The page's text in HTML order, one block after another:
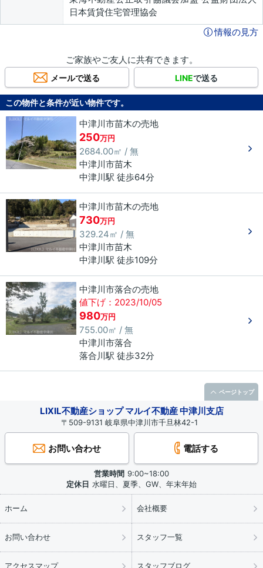
日本賃貸住宅管理協会
情報の見方
ご家族やご友人に共有できます。
メールで送る LINEで送る
この物件と条件が近い物件です。
中津川市苗木の売地
250万円
2684.00㎡ / 無
中津川市苗木
中津川駅 徒歩64分
中津川市苗木の売地
730万円
329.24㎡ / 無
中津川市苗木
中津川駅 徒歩109分
中津川市落合の売地
値下げ：2023/10/05
980万円
755.00㎡ / 無
中津川市落合
落合川駅 徒歩32分
LIXIL不動産ショップ マルイ不動産 中津川支店
〒509-9131 岐阜県中津川市千旦林42-1
お問い合わせ 電話する
営業時間 9:00~18:00
定休日 水曜日、夏季、GW、年末年始
ホーム 会社概要
お問い合わせ スタッフ一覧
アクセスマップ スタッフブログ
ページトップ